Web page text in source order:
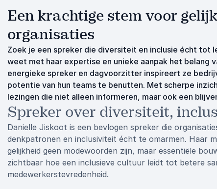
Een krachtige stem voor
organisaties
Zoek je een spreker die diversiteit en inclusie écht tot
weet met haar expertise en unieke aanpak het belang
energieke spreker en dagvoorzitter inspireert ze
potentie van hun teams te benutten. Met scherpe
lezingen die niet alleen informeren, maar ook een
Spreker over diversiteit,
Danielle Jiskoot is een bevlogen spreker die
denkpatronen en inclusiviteit écht te omarmen. Haar
gelijkheid geen modewoorden zijn, maar essentiële
zichtbaar hoe een inclusieve cultuur leidt tot betere
medewerkerstevredenheid.